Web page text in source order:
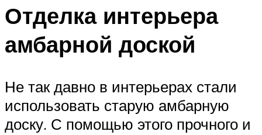
Отделка интерьера
амбарной доской
Не так давно в интерьерах стали
использовать старую амбарную
доску. С помощью этого прочного и